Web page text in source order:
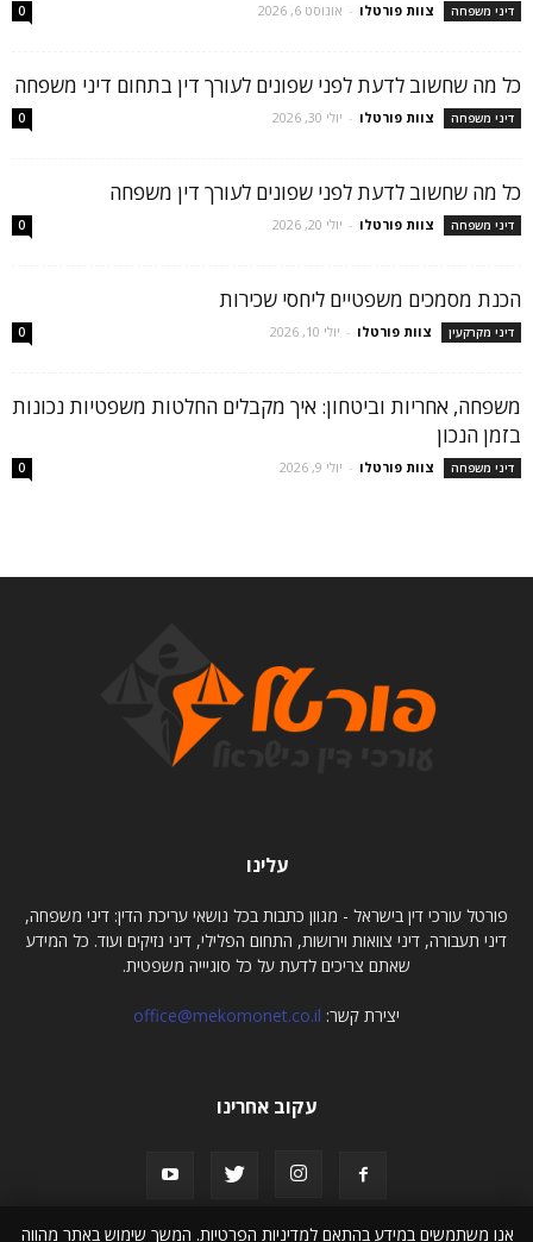
דיני משפחה צוות פורטלו - אוגוסט 6, 2026 0
כל מה שחשוב לדעת לפני שפונים לעורך דין בתחום דיני משפחה
דיני משפחה צוות פורטלו - יולי 30, 2026 0
כל מה שחשוב לדעת לפני שפונים לעורך דין משפחה
דיני משפחה צוות פורטלו - יולי 20, 2026 0
הכנת מסמכים משפטיים ליחסי שכירות
דיני מקרקעין צוות פורטלו - יולי 10, 2026 0
משפחה, אחריות וביטחון: איך מקבלים החלטות משפטיות נכונות
בזמן הנכון
דיני משפחה צוות פורטלו - יולי 9, 2026 0
עלינו
פורטל עורכי דין בישראל - מגוון כתבות בכל נושאי עריכת הדין: דיני משפחה,
דיני תעבורה, דיני צוואות וירושות, התחום הפלילי, דיני נזיקים ועוד. כל המידע
שאתם צריכים לדעת על כל סוגיייה משפטית.
יצירת קשר: office@mekomonet.co.il
עקוב אחרינו
אנו משתמשים במידע בהתאם למדיניות הפרטיות. המשך שימוש באתר מהווה